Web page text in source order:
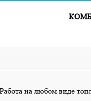
Работа на любом виде